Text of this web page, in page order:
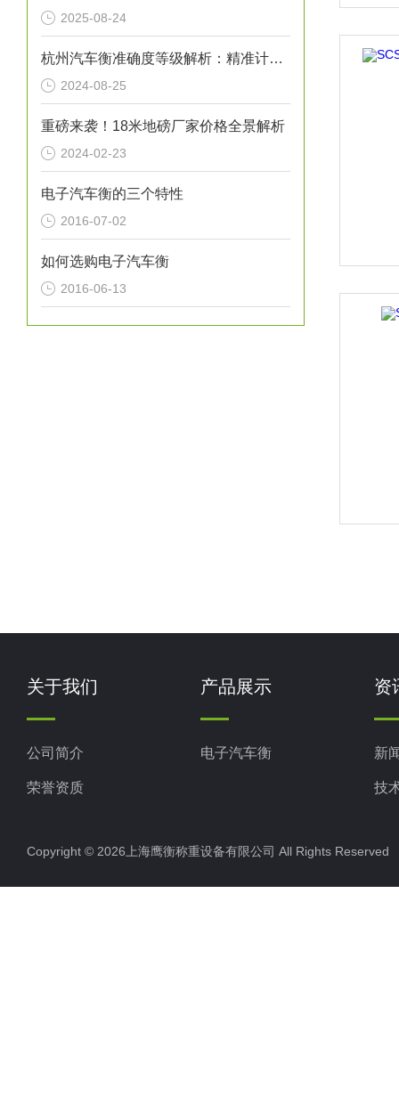
2025-08-24
杭州汽车衡准确度等级解析：精准计量，助力物流高效
2024-08-25
重磅来袭！18米地磅厂家价格全景解析
2024-02-23
电子汽车衡的三个特性
2016-07-02
如何选购电子汽车衡
2016-06-13
关于我们
公司简介
荣誉资质
产品展示
电子汽车衡
资
新
技
Copyright © 2026上海鹰衡称重设备有限公司 All Rights